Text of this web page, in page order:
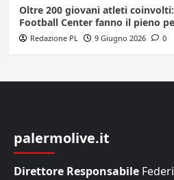
Oltre 200 giovani atleti
Football Center fanno il pieno
Redazione PL 9 Giugno 2026 0
palermolive.it
Direttore Responsabile